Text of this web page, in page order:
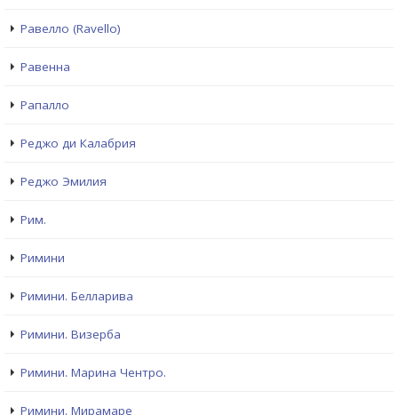
Равелло (Ravello)
Равенна
Рапалло
Реджо ди Калабрия
Реджо Эмилия
Рим.
Римини
Римини. Белларива
Римини. Визерба
Римини. Марина Чентро.
Римини. Мирамаре